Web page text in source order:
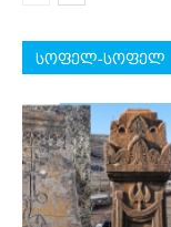
სოფელ-სოფელ